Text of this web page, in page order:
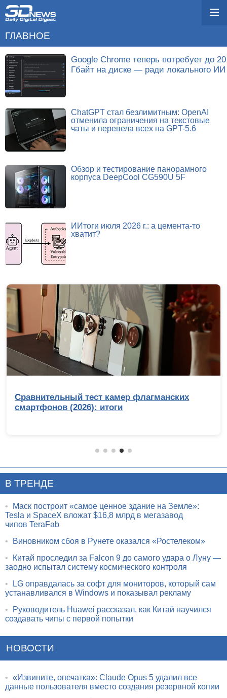
ГЛАВНОЕ
Google Chrome теперь потребует до 20
Гбайт на диске — ради локального ИИ
ChatGPT стал безлимитным: OpenAI
отменила ограничения на текстовые
чаты и перевела всех на GPT-5.6
Обзор и тестирование панорамного
корпуса DeepCool CG590U 5F
ИИтоги июля 2026 г.: а цемента-то
хватит?
Сравнительный тест камер флагманских
смартфонов (2026): итоги
В ТРЕНДЕ
•
Маск построит «самое ценное здание на Земле»:
Tesla и SpaceX вложат $16,8 млрд в мегазавод
чипов TeraFab
•
Виновником сбоя в Рунете оказался «Ростелеком»
•
Китай проследил за Falcon 9 до самого удара о Луну —
заодно испытал систему космического контроля
•
LG оправдалась за софт для мониторов, который сам
устанавливался в Windows и показывал рекламу
•
Руководитель Huawei рассказал, как Китай научился
создавать чипы с первой попытки
НОВОСТИ
• «Извините, опечатка»: Claude Opus 5 удалил все
данные пользователя вместо создания резервной копии